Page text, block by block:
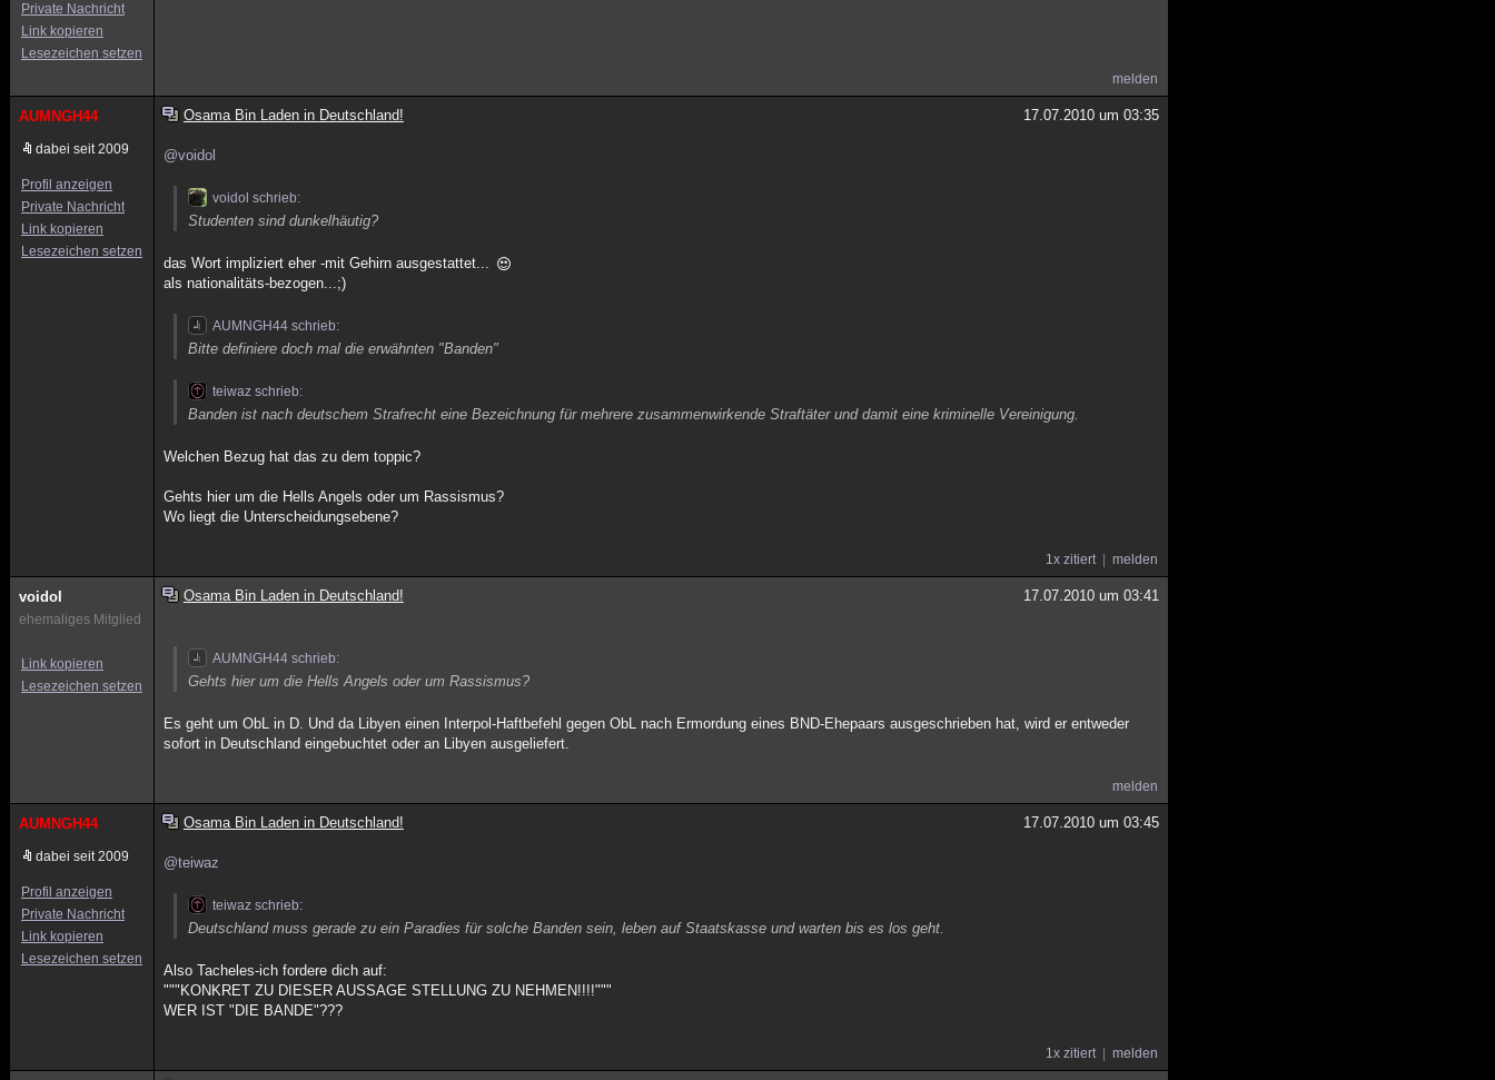
Private Nachricht
Link kopieren
Lesezeichen setzen
melden
AUMNGH44
dabei seit 2009
Profil anzeigen
Private Nachricht
Link kopieren
Lesezeichen setzen
Osama Bin Laden in Deutschland! 17.07.2010 um 03:35
@voidol
voidol schrieb:
Studenten sind dunkelhäutig?
das Wort impliziert eher -mit Gehirn ausgestattet...
als nationalitäts-bezogen...;)
AUMNGH44 schrieb:
Bitte definiere doch mal die erwähnten "Banden"
teiwaz schrieb:
Banden ist nach deutschem Strafrecht eine Bezeichnung für mehrere zusammenwirkende Straftäter und damit eine kriminelle Vereinigung.
Welchen Bezug hat das zu dem toppic?
Gehts hier um die Hells Angels oder um Rassismus?
Wo liegt die Unterscheidungsebene?
1x zitiert melden
voidol
ehemaliges Mitglied
Link kopieren
Lesezeichen setzen
Osama Bin Laden in Deutschland! 17.07.2010 um 03:41
AUMNGH44 schrieb:
Gehts hier um die Hells Angels oder um Rassismus?
Es geht um ObL in D. Und da Libyen einen Interpol-Haftbefehl gegen ObL nach Ermordung eines BND-Ehepaars ausgeschrieben hat, wird er entweder
sofort in Deutschland eingebuchtet oder an Libyen ausgeliefert.
melden
AUMNGH44
dabei seit 2009
Profil anzeigen
Private Nachricht
Link kopieren
Lesezeichen setzen
Osama Bin Laden in Deutschland! 17.07.2010 um 03:45
@teiwaz
teiwaz schrieb:
Deutschland muss gerade zu ein Paradies für solche Banden sein, leben auf Staatskasse und warten bis es los geht.
Also Tacheles-ich fordere dich auf:
"""KONKRET ZU DIESER AUSSAGE STELLUNG ZU NEHMEN!!!!"""
WER IST "DIE BANDE"???
1x zitiert melden